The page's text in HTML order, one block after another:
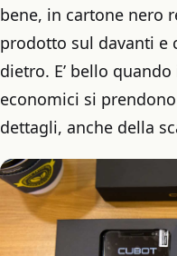
bene, in cartone nero
prodotto sul davanti e
dietro. E’ bello
economici si
dettagli, anche della